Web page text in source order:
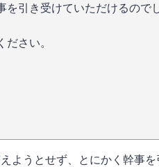
を引き受けていただけるので
さい。
ようとせず、とにかく幹事